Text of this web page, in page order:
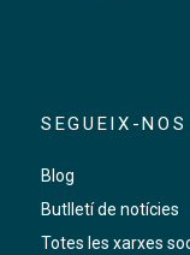
SEGUEIX-NOS
Blog
Butlletí de notícies
Totes les xarxes